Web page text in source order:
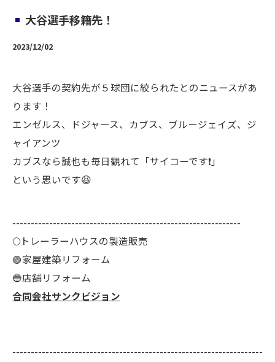
大谷選手移籍先！
2023/12/02
大谷選手の契約先が５球団に絞られたとのニュースがあ
ります！
エンゼルス、ドジャース、カブス、ブルージェイズ、ジ
ャイアンツ
カブスなら誠也も毎日観れて「サイコーです❗」
という思いです😆
--------------------------------------------------------------
🌕️トレーラーハウスの製造販売
🟢家屋建築リフォーム
🔵店舗リフォーム
合同会社サンクビジョン
--------------------------------------------------------------------